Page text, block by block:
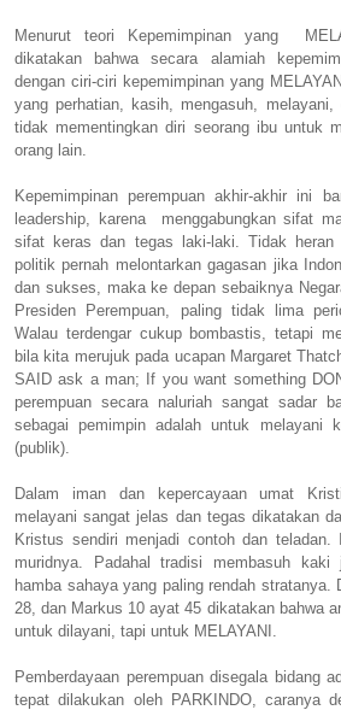
Menurut teori Kepemimpinan yang
dikatakan bahwa secara alamiah
dengan ciri-ciri kepemimpinan yang
yang perhatian, kasih, mengasuh, melayani,
tidak mementingkan diri seorang ibu untuk
orang lain.
Kepemimpinan perempuan akhir-akhir ini
leadership, karena menggabungkan sifat
sifat keras dan tegas laki-laki. Tidak heran
politik pernah melontarkan gagasan jika
dan sukses, maka ke depan sebaiknya
Presiden Perempuan, paling tidak lima
Walau terdengar cukup bombastis, tetapi
bila kita merujuk pada ucapan Margaret
SAID ask a man; If you want something
perempuan secara naluriah sangat sadar
sebagai pemimpin adalah untuk melayani
(publik).
Dalam iman dan kepercayaan umat
melayani sangat jelas dan tegas dikatakan
Kristus sendiri menjadi contoh dan
muridnya. Padahal tradisi membasuh
hamba sahaya yang paling rendah
28, dan Markus 10 ayat 45 dikatakan bahwa
untuk dilayani, tapi untuk MELAYANI.
Pemberdayaan perempuan disegala bidang
tepat dilakukan oleh PARKINDO, caranya